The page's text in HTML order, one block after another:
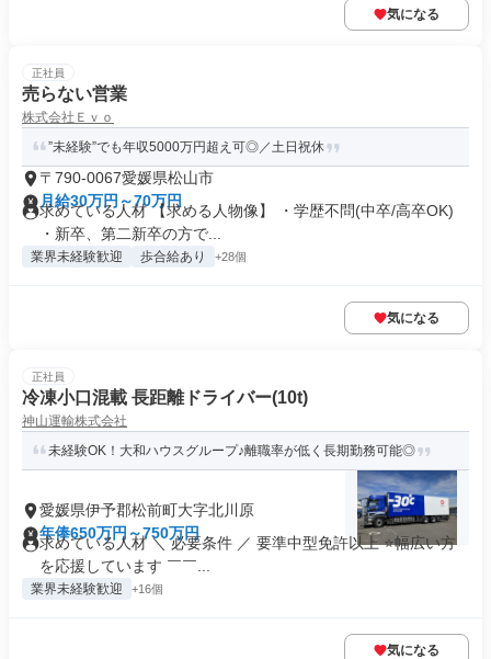
気になる
正社員
売らない営業
株式会社Ｅｖｏ
”未経験”でも年収5000万円超え可◎／土日祝休
〒790-0067愛媛県松山市
月給30万円～70万円
求めている人材 【求める人物像】 ・学歴不問(中卒/高卒OK)
・新卒、第二新卒の方で...
業界未経験歓迎 歩合給あり +28個
気になる
正社員
冷凍小口混載 長距離ドライバー(10t)
神山運輸株式会社
未経験OK！大和ハウスグループ♪離職率が低く長期勤務可能◎
愛媛県伊予郡松前町大字北川原
年俸650万円～750万円
求めている人材 ＼ 必要条件 ／ 要準中型免許以上 ⭐幅広い方
を応援しています ￣￣...
業界未経験歓迎 +16個
気になる